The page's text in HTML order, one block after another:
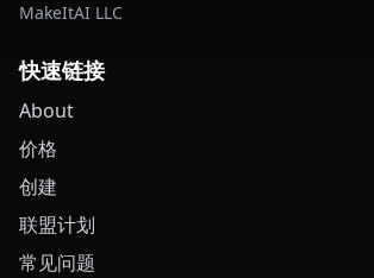
MakeItAI LLC
快速链接
About
价格
创建
联盟计划
常见问题